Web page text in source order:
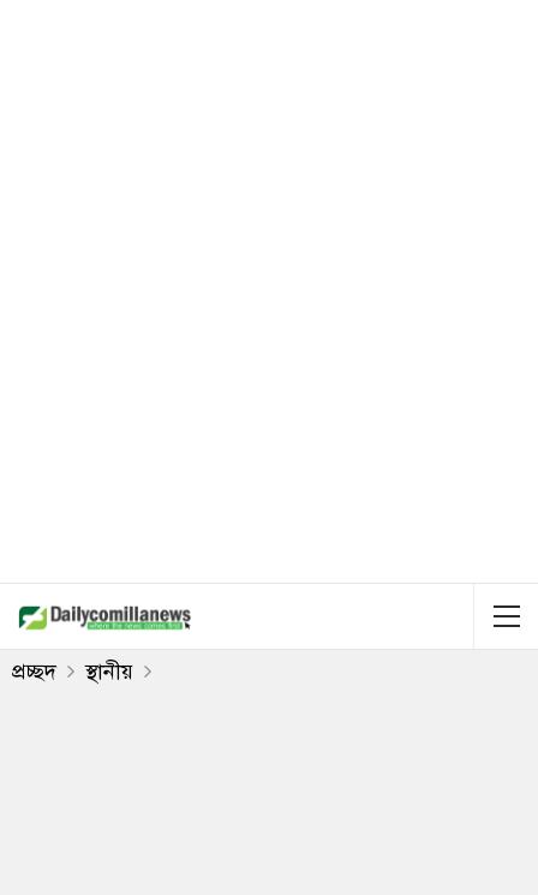
প্রচ্ছদ স্থানীয়